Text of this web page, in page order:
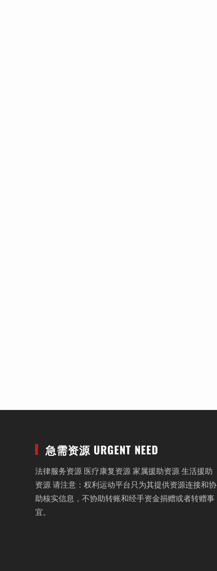
急需资源 URGENT NEED
法律服务资源 医疗康复资源 家属援助资源 生活援助
资源 请注意：权利运动平台只为其提供资源连接和协
助核实信息，不协助转账和经手资金捐赠或者转赠事
宜。